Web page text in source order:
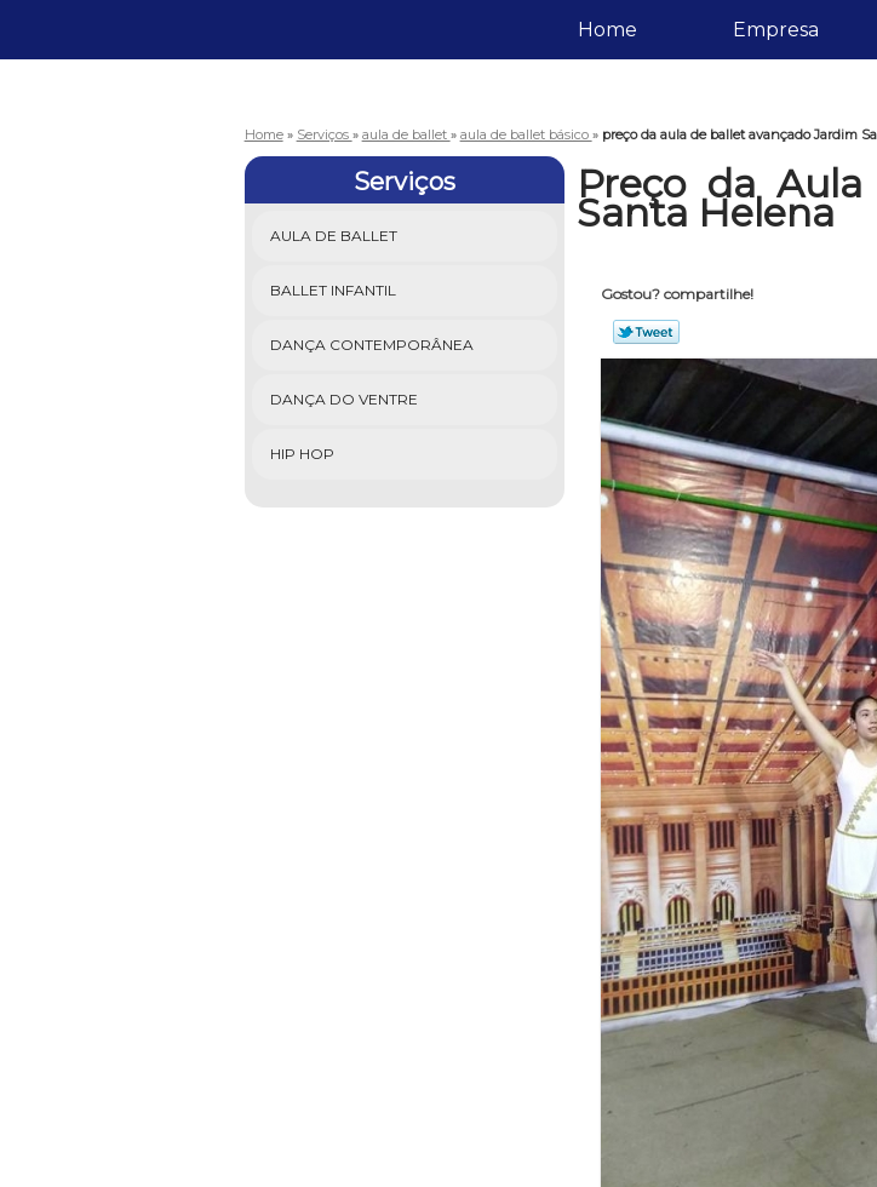
Home Empresa
Home » Serviços » aula de ballet » aula de ballet básico » preço da aula de ballet avançado Jardim
Serviços
AULA DE BALLET
BALLET INFANTIL
DANÇA CONTEMPORÂNEA
DANÇA DO VENTRE
HIP HOP
Preço da
Santa Helena
Gostou? compartilhe!